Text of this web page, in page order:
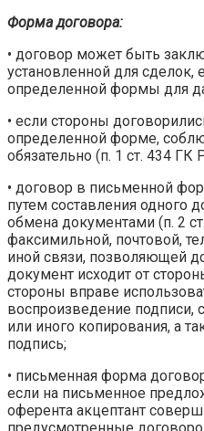
Форма договора:
• договор может быть
установленной для сделок,
определенной формы для
• если стороны
определенной форме,
обязательно (п. 1 ст. 434 ГК
• договор в письменной
путем составления одного
обмена документами (п. 2
факсимильной, почтовой,
иной связи, позволяющей
документ исходит от
стороны вправе
воспроизведение
или иного копирования, а
подпись;
• письменная форма
если на письменное
оферента акцептант